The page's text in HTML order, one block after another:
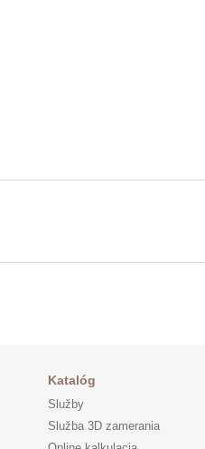
Katalóg
Služby
Služba 3D zamerania